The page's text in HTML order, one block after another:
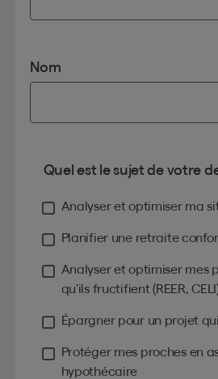
Nom
Quel est le sujet de votre
Analyser et optimiser ma
Planifier une retraite
Analyser et optimiser mes
qu’ils fructifient (REER,
Épargner pour un projet
Protéger mes proches en
hypothécaire